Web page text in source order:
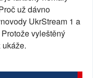
už dávno
UkrStream 1 a
vyleštěný